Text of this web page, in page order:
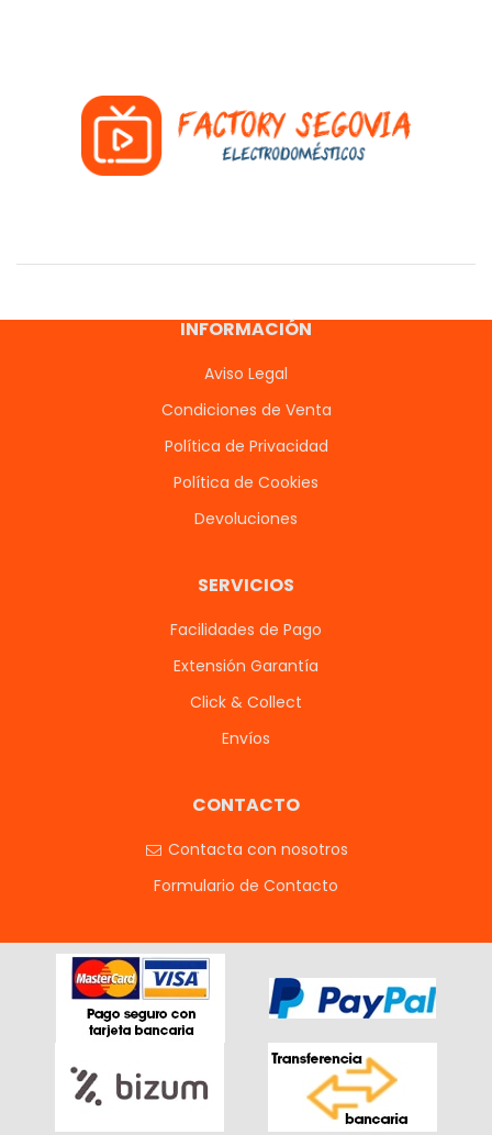
INFORMACIÓN
Aviso Legal
Condiciones de Venta
Política de Privacidad
Política de Cookies
Devoluciones
SERVICIOS
Facilidades de Pago
Extensión Garantía
Click & Collect
Envíos
CONTACTO
Contacta con nosotros
Formulario de Contacto